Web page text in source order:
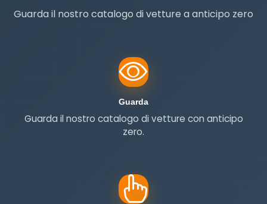
Guarda il nostro catalogo di vetture a anticipo zero
Guarda
Guarda
Guarda il nostro catalogo di vetture con anticipo
zero.
Scegli